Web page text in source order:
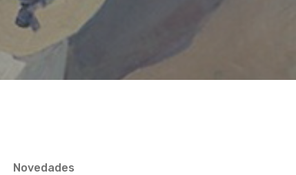
Novedades